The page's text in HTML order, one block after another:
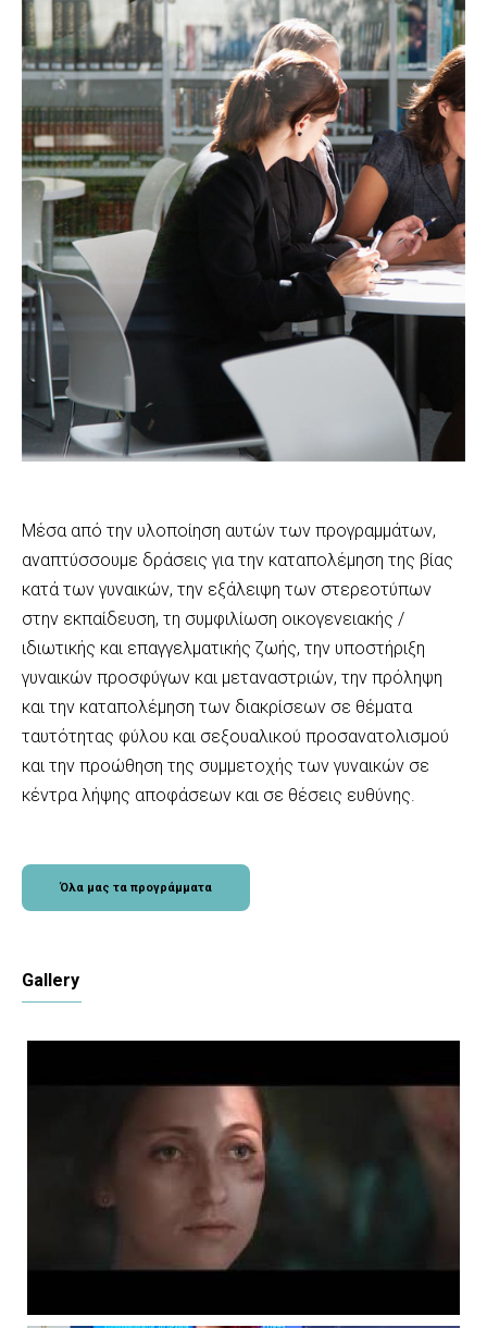
Μέσα από την υλοποίηση αυτών των προγραμμάτων,
αναπτύσσουμε δράσεις για την καταπολέμηση της βίας
κατά των γυναικών, την εξάλειψη των στερεοτύπων
στην εκπαίδευση, τη συμφιλίωση οικογενειακής /
ιδιωτικής και επαγγελματικής ζωής, την υποστήριξη
γυναικών προσφύγων και μεταναστριών, την πρόληψη
και την καταπολέμηση των διακρίσεων σε θέματα
ταυτότητας φύλου και σεξουαλικού προσανατολισμού
και την προώθηση της συμμετοχής των γυναικών σε
κέντρα λήψης αποφάσεων και σε θέσεις ευθύνης.
Όλα μας τα προγράμματα
Gallery